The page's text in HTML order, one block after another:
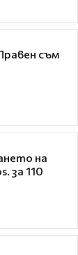
съм
на
за 110